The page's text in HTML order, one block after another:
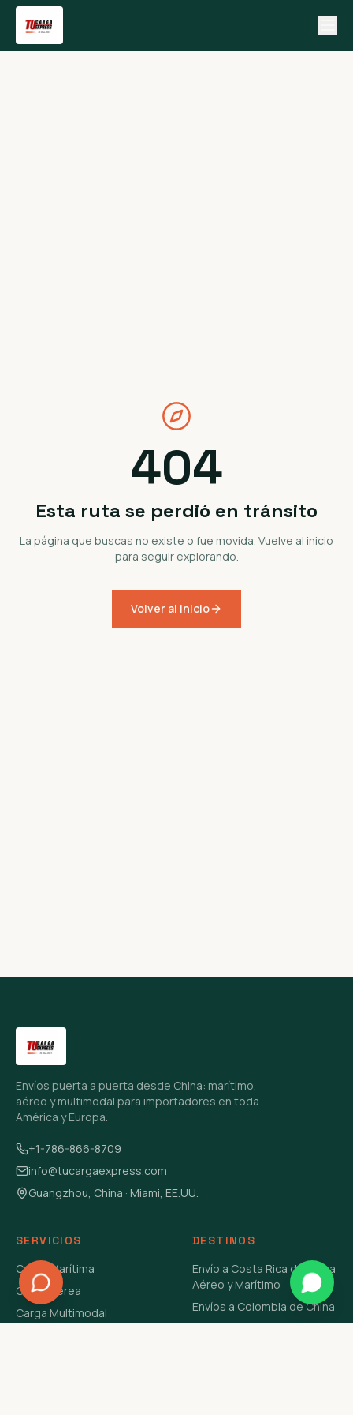
404
Esta ruta se perdió en tránsito
La página que buscas no existe o fue movida. Vuelve al inicio
para seguir explorando.
Volver al inicio
Envíos puerta a puerta desde China: marítimo,
aéreo y multimodal para importadores en toda
América y Europa.
+1-786-866-8709
info@tucargaexpress.com
Guangzhou, China · Miami, EE.UU.
SERVICIOS
Carga Marítima
Carga Aérea
Carga Multimodal
DESTINOS
Envío a Costa Rica de China
Aéreo y Marítimo
Envíos a Colombia de China